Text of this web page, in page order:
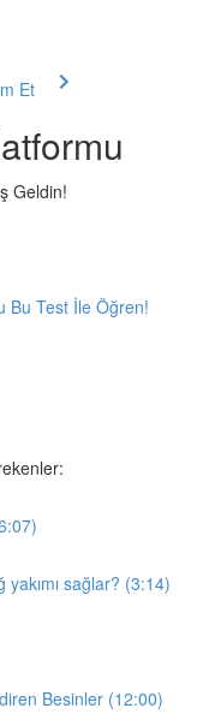
Et
Geldin!
Bu Test İle Öğren!
sağlar? (3:14)
Besinler (12:00)